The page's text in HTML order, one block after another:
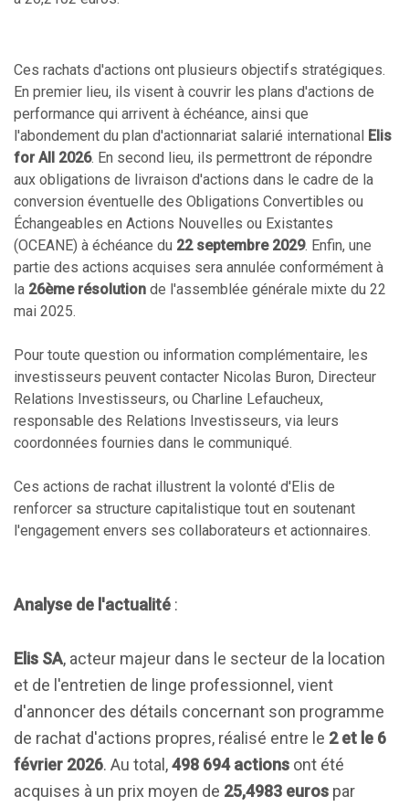
Ces rachats d'actions ont plusieurs objectifs stratégiques.
En premier lieu, ils visent à couvrir les plans d'actions de
performance qui arrivent à échéance, ainsi que
l'abondement du plan d'actionnariat salarié international Elis
for All 2026. En second lieu, ils permettront de répondre
aux obligations de livraison d'actions dans le cadre de la
conversion éventuelle des Obligations Convertibles ou
Échangeables en Actions Nouvelles ou Existantes
(OCEANE) à échéance du 22 septembre 2029. Enfin, une
partie des actions acquises sera annulée conformément à
la 26ème résolution de l'assemblée générale mixte du 22
mai 2025.
Pour toute question ou information complémentaire, les
investisseurs peuvent contacter Nicolas Buron, Directeur
Relations Investisseurs, ou Charline Lefaucheux,
responsable des Relations Investisseurs, via leurs
coordonnées fournies dans le communiqué.
Ces actions de rachat illustrent la volonté d'Elis de
renforcer sa structure capitalistique tout en soutenant
l'engagement envers ses collaborateurs et actionnaires.
Analyse de l'actualité :
Elis SA, acteur majeur dans le secteur de la location
et de l'entretien de linge professionnel, vient
d'annoncer des détails concernant son programme
de rachat d'actions propres, réalisé entre le 2 et le 6
février 2026. Au total,498 694 actions ont été
acquises à un prix moyen de 25,4983 euros par